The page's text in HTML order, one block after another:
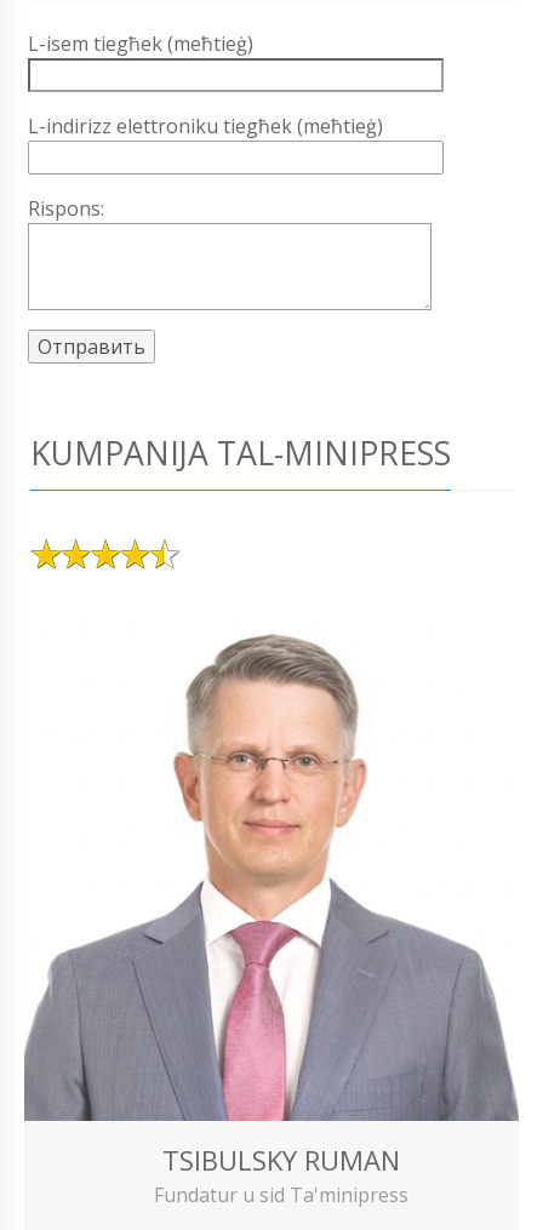
L-isem tiegħek (meħtieġ)
L-indirizz elettroniku tiegħek (meħtieġ)
Rispons:
KUMPANIJA TAL-MINIPRESS
TSIBULSKY RUMAN
Fundatur u sid Ta'minipress